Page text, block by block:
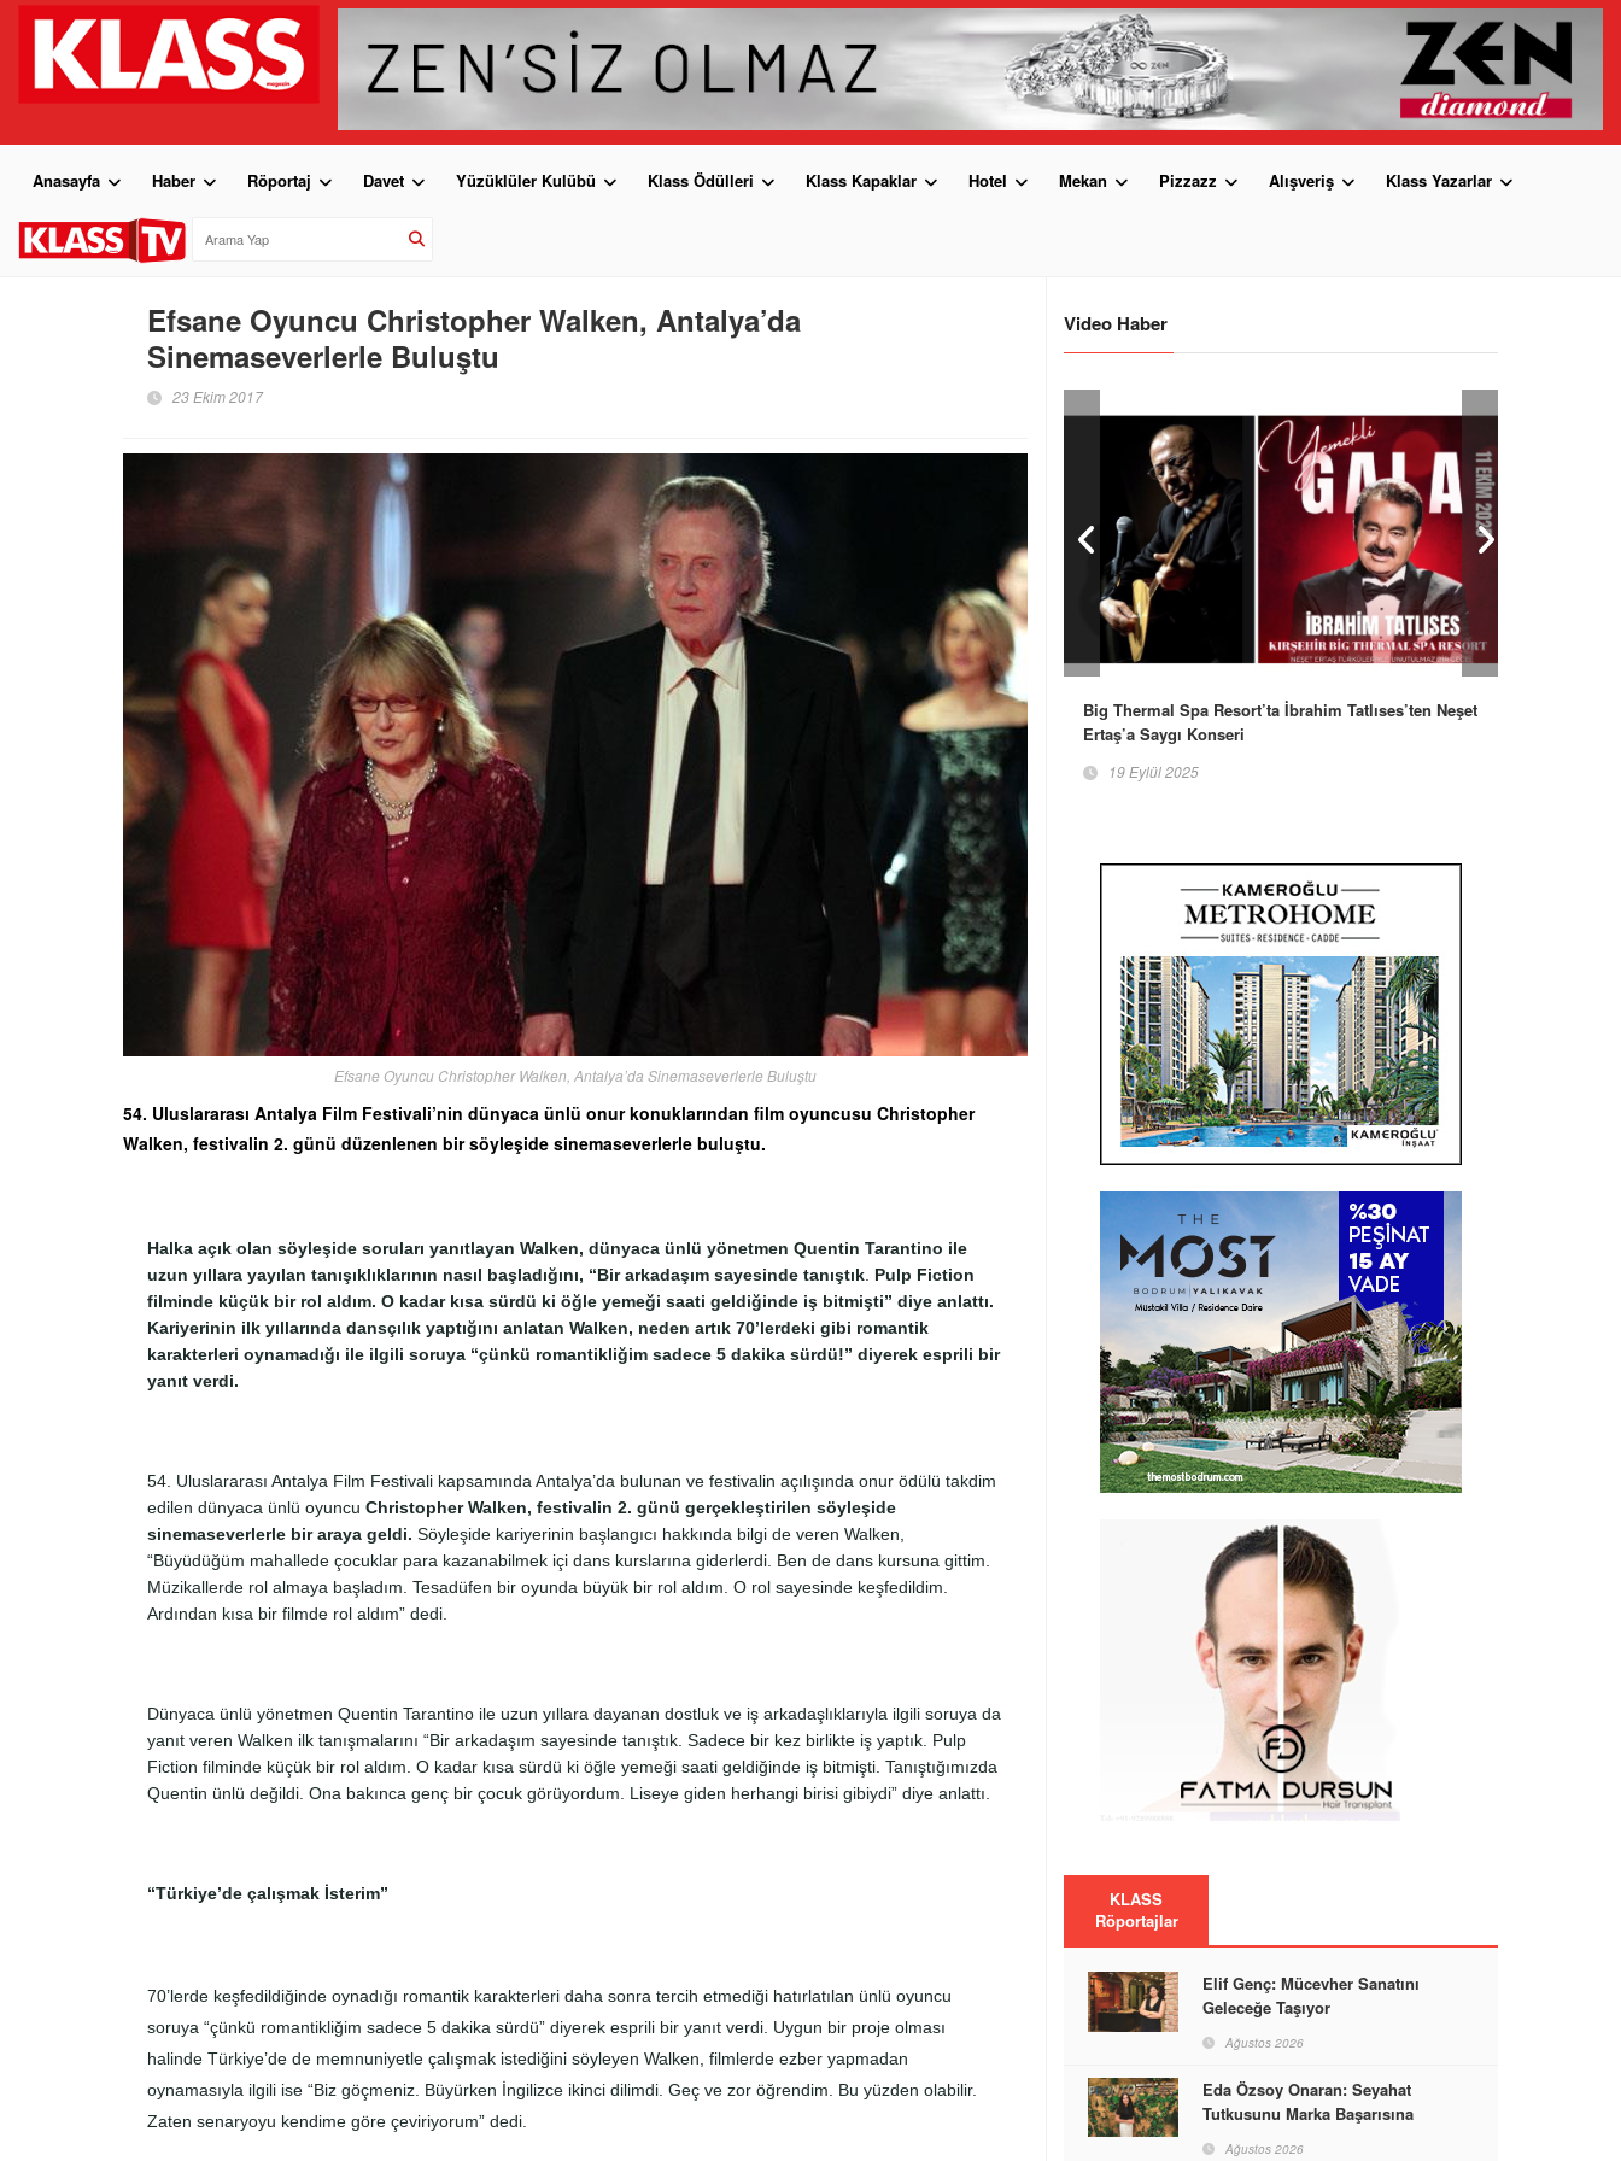
Anasayfa Haber Röportaj Davet Yüzüklüler Kulübü Klass Ödülleri Klass Kapaklar Hotel Mekan Pizzazz Alışveriş Klass Yazarlar
Efsane Oyuncu Christopher Walken, Antalya’da
Sinemaseverlerle Buluştu
23 Ekim 2017
Efsane Oyuncu Christopher Walken, Antalya’da Sinemaseverlerle Buluştu
54. Uluslararası Antalya Film Festivali’nin dünyaca ünlü onur konuklarından film oyuncusu Christopher
Walken, festivalin 2. günü düzenlenen bir söyleşide sinemaseverlerle buluştu.
Halka açık olan söyleşide soruları yanıtlayan Walken, dünyaca ünlü yönetmen Quentin Tarantino ile
uzun yıllara yayılan tanışıklıklarının nasıl başladığını, “Bir arkadaşım sayesinde tanıştık Pulp Fiction
filminde küçük bir rol aldım. O kadar kısa sürdü ki öğle yemeği saati geldiğinde iş bitmişti” diye anlattı.
Kariyerinin ilk yıllarında dansçılık yaptığını anlatan Walken, neden artık 70’lerdeki gibi romantik
karakterleri oynamadığı ile ilgili soruya “çünkü romantikliğim sadece 5 dakika sürdü!” diyerek esprili bir
yanıt verdi.
54. Uluslararası Antalya Film Festivali kapsamında Antalya’da bulunan ve festivalin açılışında onur ödülü takdim
edilen dünyaca ünlü oyuncu Christopher Walken, festivalin 2. günü gerçekleştirilen söyleşide
sinemaseverlerle bir araya geldi. Söyleşide kariyerinin başlangıcı hakkında bilgi de veren Walken,
“Büyüdüğüm mahallede çocuklar para kazanabilmek içi dans kurslarına giderlerdi. Ben de dans kursuna gittim.
Müzikallerde rol almaya başladım. Tesadüfen bir oyunda büyük bir rol aldım. O rol sayesinde keşfedildim.
Ardından kısa bir filmde rol aldım” dedi.
Dünyaca ünlü yönetmen Quentin Tarantino ile uzun yıllara dayanan dostluk ve iş arkadaşlıklarıyla ilgili soruya da
yanıt veren Walken ilk tanışmalarını “Bir arkadaşım sayesinde tanıştık. Sadece bir kez birlikte iş yaptık. Pulp
Fiction filminde küçük bir rol aldım. O kadar kısa sürdü ki öğle yemeği saati geldiğinde iş bitmişti. Tanıştığımızda
Quentin ünlü değildi. Ona bakınca genç bir çocuk görüyordum. Liseye giden herhangi birisi gibiydi” diye anlattı.
“Türkiye’de çalışmak İsterim”
70’lerde keşfedildiğinde oynadığı romantik karakterleri daha sonra tercih etmediği hatırlatılan ünlü oyuncu
soruya “çünkü romantikliğim sadece 5 dakika sürdü” diyerek esprili bir yanıt verdi. Uygun bir proje olması
halinde Türkiye’de de memnuniyetle çalışmak istediğini söyleyen Walken, filmlerde ezber yapmadan
oynamasıyla ilgili ise “Biz göçmeniz. Büyürken İngilizce ikinci dilimdi. Geç ve zor öğrendim. Bu yüzden olabilir.
Zaten senaryoyu kendime göre çeviriyorum” dedi.
Video Haber
Big Thermal Spa Resort’ta İbrahim Tatlıses’ten Neşet
Ertaş’a Saygı Konseri
19 Eylül 2025
KLASS
Röportajlar
Elif Genç: Mücevher Sanatını
Geleceğe Taşıyor
Ağustos 2026
Eda Özsoy Onaran: Seyahat
Tutkusunu Marka Başarısına
Ağustos 2026